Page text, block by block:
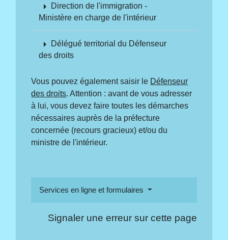
arrow_right
Direction de l'immigration -
Ministère en charge de l'intérieur
arrow_right
Délégué territorial du Défenseur
des droits
Vous pouvez également saisir le Défenseur
des droits. Attention : avant de vous adresser
à lui, vous devez faire toutes les démarches
nécessaires auprès de la préfecture
concernée (recours gracieux) et/ou du
ministre de l'intérieur.
Services en ligne et formulaires
Signaler une erreur sur cette page